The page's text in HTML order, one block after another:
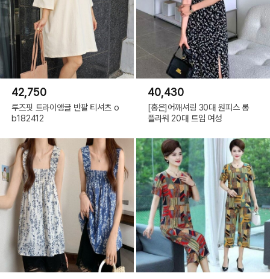
42,750
루즈핏 트라이앵글 반팔 티셔츠 o
b182412
40,430
[홍은]어깨셔링 30대 원피스 롱
플라워 20대 트임 여성